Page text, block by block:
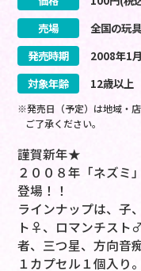
売場
全国の玩
発売時期
2008年1月
対象年齢
12歳以上
※発売日（予定）は地域・
ご了承ください。
謹賀新年★
２００８年「ネズミ
登場！！
ラインナップは、子
ト♀、ロマンチスト
者、三つ星、方向音
１カプセル１個入り。